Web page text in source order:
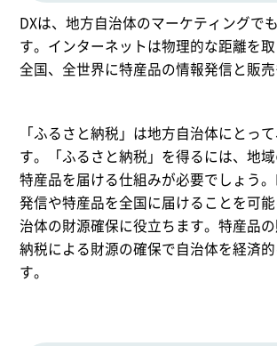
DXは、地方自治体のマーケティングで
す。インターネットは物理的な距離を
全国、全世界に特産品の情報発信と販売
「ふるさと納税」は地方自治体にとっ
す。「ふるさと納税」を得るには、地
特産品を届ける仕組みが必要でしょう
発信や特産品を全国に届けることを可
治体の財源確保に役立ちます。特産品
納税による財源の確保で自治体を経済
す。